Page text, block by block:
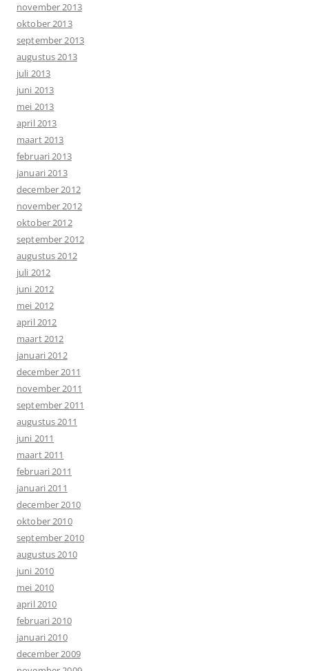
november 2013
oktober 2013
september 2013
augustus 2013
juli 2013
juni 2013
mei 2013
april 2013
maart 2013
februari 2013
januari 2013
december 2012
november 2012
oktober 2012
september 2012
augustus 2012
juli 2012
juni 2012
mei 2012
april 2012
maart 2012
januari 2012
december 2011
november 2011
september 2011
augustus 2011
juni 2011
maart 2011
februari 2011
januari 2011
december 2010
oktober 2010
september 2010
augustus 2010
juni 2010
mei 2010
april 2010
februari 2010
januari 2010
december 2009